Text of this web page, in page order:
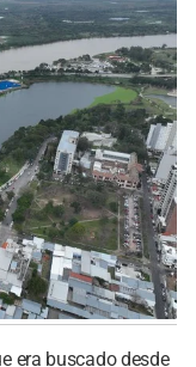
era buscado desde